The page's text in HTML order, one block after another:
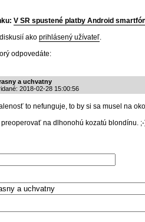
V SR spustené platby Android
ako prihlásený užívateľ.
odpovedáte:
a uchvatny
2018-02-28 15:00:56
to nefunguje, to by si sa musel na
na dlhonohú kozatú blondínu.